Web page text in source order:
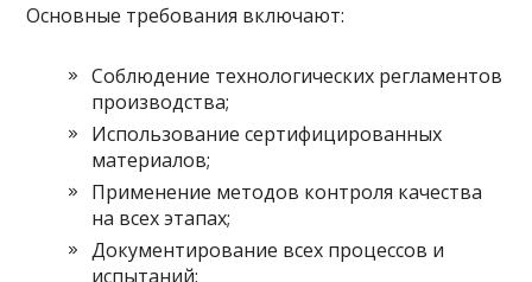
Основные требования включают:
Соблюдение технологических регламентов
производства;
Использование сертифицированных
материалов;
Применение методов контроля качества
на всех этапах;
Документирование всех процессов и
испытаний;